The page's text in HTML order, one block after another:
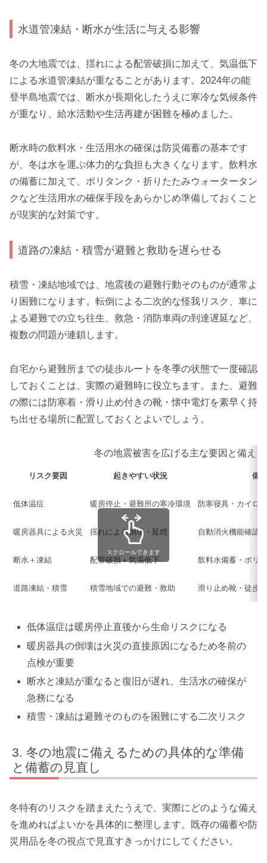
水道管凍結・断水が生活に与える影響
冬の大地震では、揺れによる配管破損に加えて、気温低下
による水道管凍結が重なることがあります。2024年の能
登半島地震では、断水が長期化したうえに寒冷な気候条件
が重なり、給水活動や生活再建が困難を極めました。
断水時の飲料水・生活用水の確保は防災備蓄の基本です
が、冬は水を運ぶ体力的な負担も大きくなります。飲料水
の備蓄に加えて、ポリタンク・折りたたみウォータータン
クなど生活用水の確保手段をあらかじめ準備しておくこと
が現実的な対策です。
道路の凍結・積雪が避難と救助を遅らせる
積雪・凍結地域では、地震後の避難行動そのものが通常よ
り困難になります。転倒による二次的な怪我リスク、車に
よる避難での立ち往生、救急・消防車両の到達遅延など、
複数の問題が連鎖します。
自宅から避難所までの徒歩ルートを冬季の状態で一度確認
しておくことは、実際の避難時に役立ちます。また、避難
の際には防寒着・滑り止め付きの靴・懐中電灯を素早く持
ち出せる場所に配置しておくとよいでしょう。
冬の地震被害を広げる主な要因と備え
リスク要因 起きやすい状況 備
低体温症 暖房停止・避難所の寒冷環境 防寒寝具・カイロ
暖房器具による火災 揺れによる倒壊・延焼 自動消火機能確認
断水＋凍結 配管破損＋気温低下 飲料水備蓄・ポリ
道路凍結・積雪 積雪地域での避難・救助 滑り止め靴・徒歩
スクロールできます
低体温症は暖房停止直後から生命リスクになる
暖房器具の倒壊は火災の直接原因になるため冬前の
点検が重要
断水と凍結が重なると復旧が遅れ、生活水の確保が
急務になる
積雪・凍結は避難そのものを困難にする二次リスク
冬の地震に備えるための具体的な準備
と備蓄の見直し
冬特有のリスクを踏まえたうえで、実際にどのような備え
を進めればよいかを具体的に整理します。既存の備蓄や防
災用品を冬の視点で見直すきっかけにしてください。